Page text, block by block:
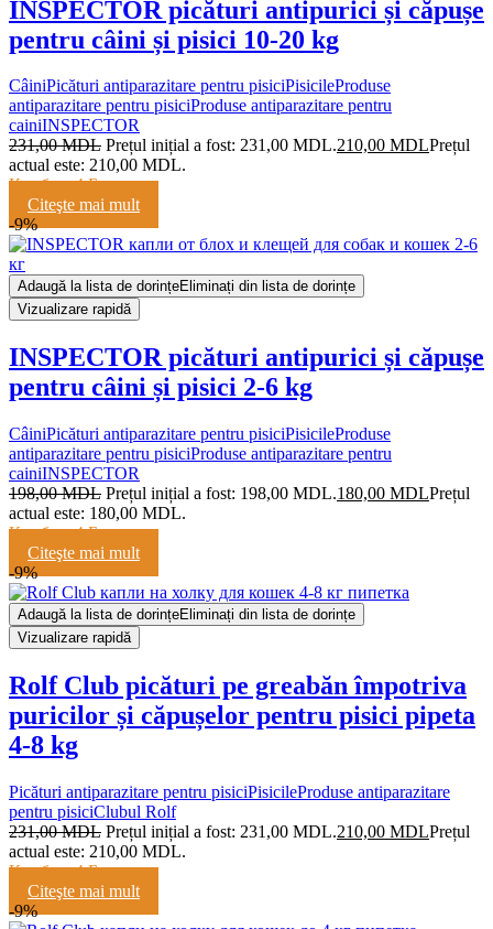
INSPECTOR picături antipurici și căpușe
pentru câini și pisici 10-20 kg
CâiniPicături antiparazitare pentru pisiciPisicileProduse
antiparazitare pentru pisiciProduse antiparazitare pentru
cainiINSPECTOR
231,00MDL Prețul inițial a fost: 231,00 MDL.210,00 MDLPrețul
actual este: 210,00 MDL.
Кешбэк:4 Балла
Citeşte mai mult
-9%
Adaugă la lista de dorințeEliminați din lista de dorințe
Vizualizare rapidă
INSPECTOR picături antipurici și căpușe
pentru câini și pisici 2-6 kg
CâiniPicături antiparazitare pentru pisiciPisicileProduse
antiparazitare pentru pisiciProduse antiparazitare pentru
cainiINSPECTOR
198,00MDL Prețul inițial a fost: 198,00 MDL.180,00 MDLPrețul
actual este: 180,00 MDL.
Кешбэк:4 Балла
Citeşte mai mult
-9%
Adaugă la lista de dorințeEliminați din lista de dorințe
Vizualizare rapidă
Rolf Club picături pe greabăn împotriva
puricilor și căpușelor pentru pisici pipeta
4-8 kg
Picături antiparazitare pentru pisiciPisicileProduse antiparazitare
pentru pisiciClubul Rolf
231,00MDL Prețul inițial a fost: 231,00 MDL.210,00 MDLPrețul
actual este: 210,00 MDL.
Кешбэк:4 Балла
Citeşte mai mult
-9%